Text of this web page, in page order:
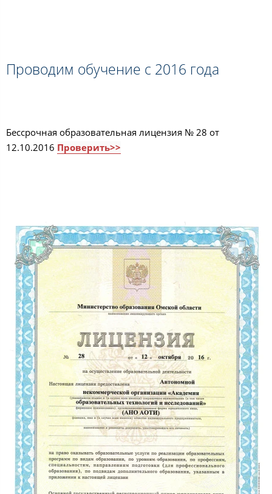
Проводим обучение с 2016 года
Бессрочная образовательная лицензия № 28 от
12.10.2016 Проверить>>